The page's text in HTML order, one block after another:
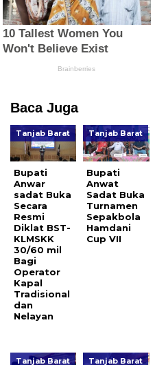
Baca Juga
Tanjab Barat
Bupati
Anwar
sadat Buka
Secara
Resmi
Diklat BST-
KLMSKK
30/60 mil
Bagi
Operator
Kapal
Tradisional
dan
Nelayan
Tanjab Barat
Bupati
Anwat
Sadat Buka
Turnamen
Sepakbola
Hamdani
Cup VII
Tanjab Barat Tanjab Barat